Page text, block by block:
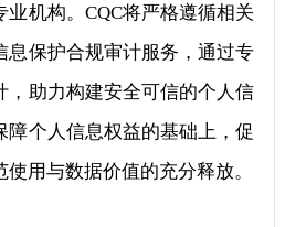
机构。CQC将严格遵循相关
息保护合规审计服务，通过专
，助力构建安全可信的个人信
障个人信息权益的基础上，促
用与数据价值的充分释放。